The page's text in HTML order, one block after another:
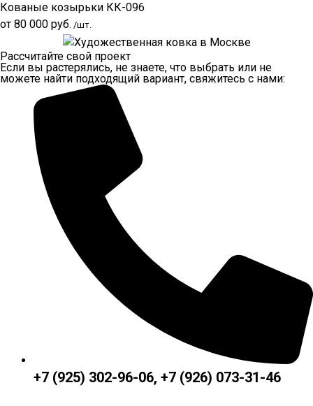
Кованые козырьки КК-096
от 80 000 руб. /шт.
Рассчитайте свой проект
Если вы растерялись, не знаете, что выбрать или не
можете найти подходящий вариант, свяжитесь с нами:
+7 (925) 302-96-06, +7 (926) 073-31-46